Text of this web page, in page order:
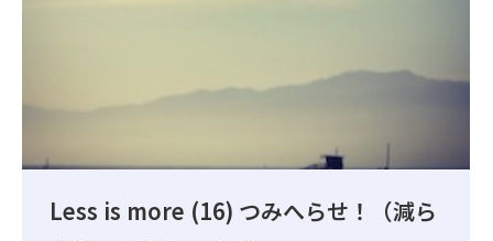
Less is more (16) つみへらせ！（減ら